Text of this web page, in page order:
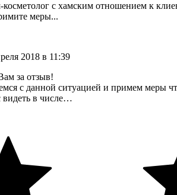
с хамским отношением к
меры...
2018 в 11:39
за отзыв!
с данной ситуацией и примем меры
видеть в числе…